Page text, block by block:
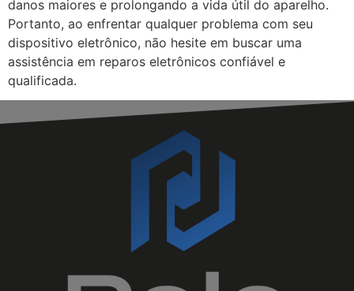
danos maiores e prolongando a vida útil do aparelho.
Portanto, ao enfrentar qualquer problema com seu
dispositivo eletrônico, não hesite em buscar uma
assistência em reparos eletrônicos confiável e
qualificada.